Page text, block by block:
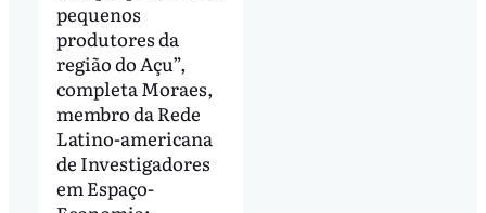
pequenos
produtores da
região do Açu”,
completa Moraes,
membro da Rede
Latino-americana
de Investigadores
em Espaço-